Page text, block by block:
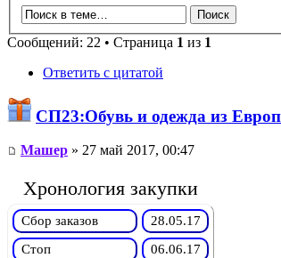
Сообщений: 22 • Страница 1 из 1
Ответить с цитатой
СП23:Обувь и одежда из
Машер » 27 май 2017, 00:47
Хронология закупки
Сбор заказов
28.05.17
Стоп
06.06.17